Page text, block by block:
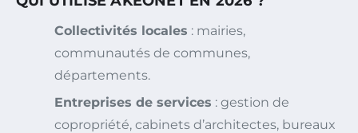
Collectivités locales : mairies,
communautés de communes,
départements.
Entreprises de services : gestion de
copropriété, cabinets d’architectes, bureaux